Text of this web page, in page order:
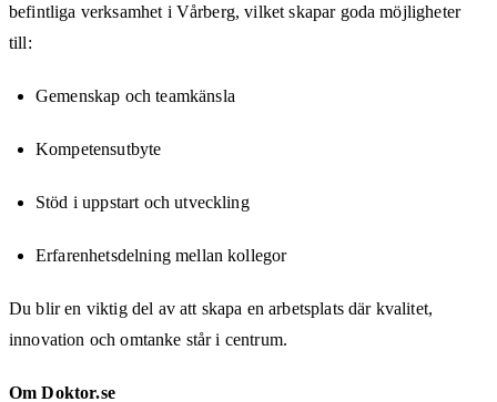
befintliga verksamhet i Vårberg, vilket skapar goda möjligheter
till:
Gemenskap och teamkänsla
Kompetensutbyte
Stöd i uppstart och utveckling
Erfarenhetsdelning mellan kollegor
Du blir en viktig del av att skapa en arbetsplats där kvalitet,
innovation och omtanke står i centrum.
OmDoktor.se